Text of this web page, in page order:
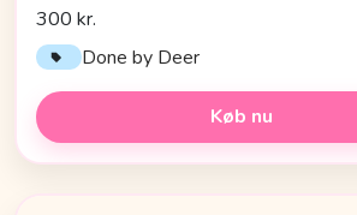
300 kr.
Done by Deer
Køb nu